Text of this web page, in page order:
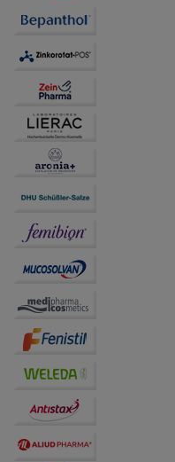
betreiben.
Statistik & Tracking:
Informationen über
unserer Website
Website weiter für Sie
auf unserer Website
Drittseiten möglichst
Bitte beachten Sie,
Dritte wie z.B. Google